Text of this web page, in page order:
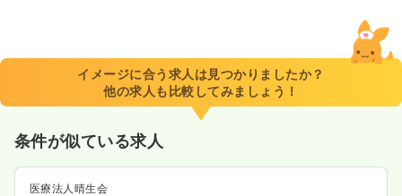
8:30～17:30
日祝休み
4週8休以上 オンコールあり
ブランク可
月給25万円以上可
イメージに合う求人は見つかりましたか？
他の求人も比較してみましょう！
条件が似ている求人
医療法人晴生会